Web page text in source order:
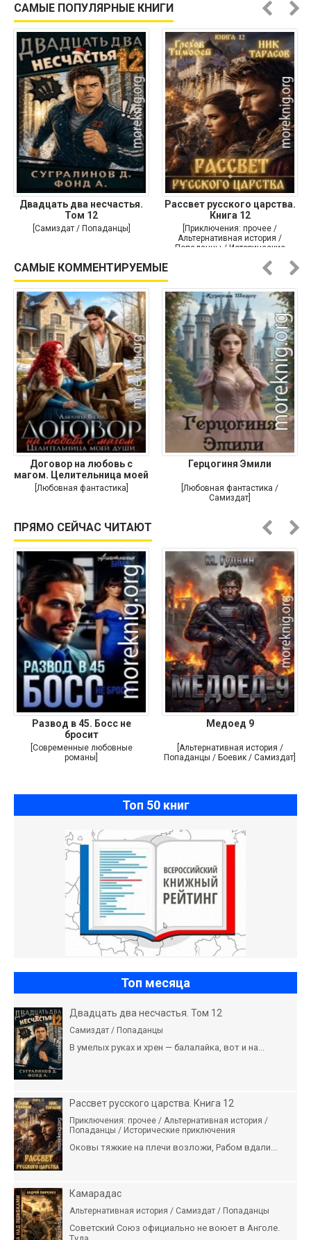
САМЫЕ ПОПУЛЯРНЫЕ КНИГИ
Двадцать два несчастья.
Том 12
[Самиздат / Попаданцы]
Рассвет русского царства.
Книга 12
[Приключения: прочее /
Альтернативная история /
Попаданцы / Исторические
САМЫЕ КОММЕНТИРУЕМЫЕ
Договор на любовь с
магом. Целительница моей
души
[Любовная фантастика]
Герцогиня Эмили
[Любовная фантастика /
Самиздат]
ПРЯМО СЕЙЧАС ЧИТАЮТ
Развод в 45. Босс не
бросит
[Современные любовные
романы]
Медоед 9
[Альтернативная история /
Попаданцы / Боевик / Самиздат]
Топ 50 книг
Топ месяца
Двадцать два несчастья. Том 12
Самиздат / Попаданцы
В умелых руках и хрен — балалайка, вот и на...
Рассвет русского царства. Книга 12
Приключения: прочее / Альтернативная история /
Попаданцы / Исторические приключения
Оковы тяжкие на плечи возложи, Рабом вдали...
Камарадас
Альтернативная история / Самиздат / Попаданцы
Советский Союз официально не воюет в Анголе.